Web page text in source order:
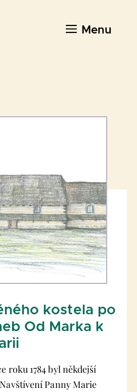
Menu
kostela po
Od Marka k
roku 1784 byl někdejší
Panny Marie